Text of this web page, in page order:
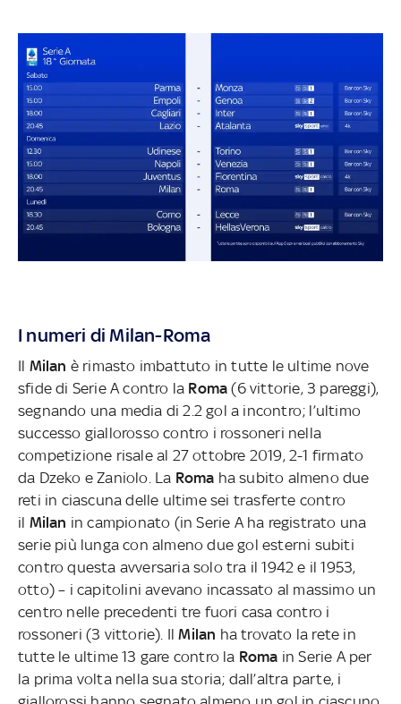
I numeri di Milan-Roma
Il Milan è rimasto imbattuto in tutte le ultime nove
sfide di Serie A contro la Roma(6 vittorie, 3 pareggi),
segnando una media di 2.2 gol a incontro; l’ultimo
successo giallorosso contro i rossoneri nella
competizione risale al 27 ottobre 2019, 2-1 firmato
da Dzeko e Zaniolo. La Roma ha subito almeno due
reti in ciascuna delle ultime sei trasferte contro
il Milan in campionato (in Serie A ha registrato una
serie più lunga con almeno due gol esterni subiti
contro questa avversaria solo tra il 1942 e il 1953,
otto) – i capitolini avevano incassato al massimo un
centro nelle precedenti tre fuori casa contro i
rossoneri (3 vittorie). IlMilan ha trovato la rete in
tutte le ultime 13 gare contro la Roma in Serie A per
la prima volta nella sua storia; dall’altra parte, i